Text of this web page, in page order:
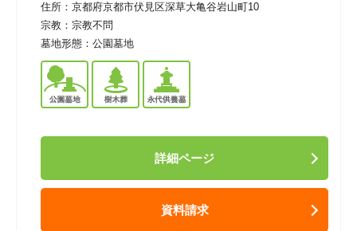
住所： 京都府京都市伏見区深草大亀谷岩山町10
宗教： 宗教不問
墓地形態： 公園墓地
詳細ページ
資料請求